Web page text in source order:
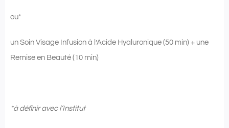
ou*
un Soin Visage Infusion à l’Acide Hyaluronique (50 min) + une
Remise en Beauté (10 min)
*à définir avec l’Institut